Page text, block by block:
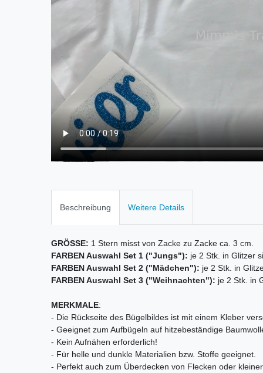
Beschreibung Weitere Details
GRÖSSE: 1 Stern misst von Zacke zu Zacke ca. 3 cm.
FARBEN Auswahl Set 1 ("Jungs"): je 2 Stk. in Glitzer
FARBEN Auswahl Set 2 ("Mädchen"): je 2 Stk. in
FARBEN Auswahl Set 3 ("Weihnachten"): je 2 Stk. in
MERKMALE:
- Die Rückseite des Bügelbildes ist mit einem Kleber
- Geeignet zum Aufbügeln auf hitzebeständige
- Kein Aufnähen erforderlich!
- Für helle und dunkle Materialien bzw. Stoffe geeignet.
- Perfekt auch zum Überdecken von Flecken oder